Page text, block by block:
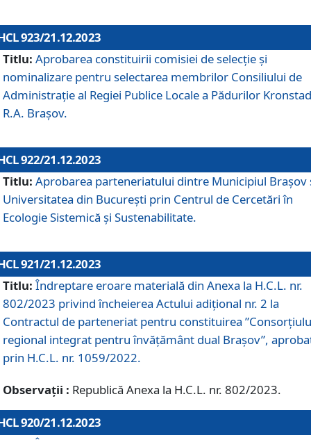
923/21.12.2023
Titlu: Aprobarea constituirii comisiei de selecție și
nominalizare pentru selectarea membrilor Consiliului de
Administrație al Regiei Publice Locale a Pădurilor
R.A. Brașov.
922/21.12.2023
Titlu: Aprobarea parteneriatului dintre Municipiul Brașov
Universitatea din București prin Centrul de Cercetări în
Ecologie Sistemică și Sustenabilitate.
921/21.12.2023
Titlu: Îndreptare eroare materială din Anexa la H.C.L. nr.
802/2023 privind încheierea Actului adițional nr. 2 la
Contractul de parteneriat pentru constituirea
regional integrat pentru învățământ dual Brașov”,
prin H.C.L. nr. 1059/2022.
Observații : Republică Anexa la H.C.L. nr. 802/2023.
920/21.12.2023